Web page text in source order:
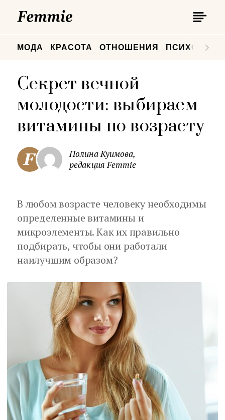
МОДА КРАСОТА ОТНОШЕНИЯ
Секрет вечной
молодости: выбираем
витамины по возрасту
Полина Куимова,
редакция Femmie
В любом возрасте человеку необходимы
определенные витамины и
микроэлементы. Как их правильно
подбирать, чтобы они работали
наилучшим образом?